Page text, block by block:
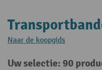
Naar de koopgids
Uw selectie: 90